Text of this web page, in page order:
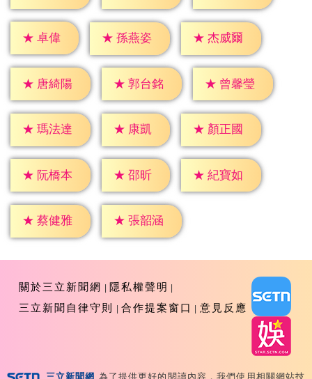
★ 卓偉 ★ 孫燕姿 ★ 杰威爾
★ 唐綺陽 ★ 郭台銘 ★ 曾馨瑩
★ 瑪法達 ★ 康凱 ★ 顏正國
★ 阮橋本 ★ 邵昕 ★ 紀寶如
★ 蔡健雅 ★ 張韶涵
關於三立新聞網
隱私權聲明
三立新聞自律守則
合作提案窗口 意見反應
三立新聞網 為了提供更好的閱讀內容，我們使用相關網站技